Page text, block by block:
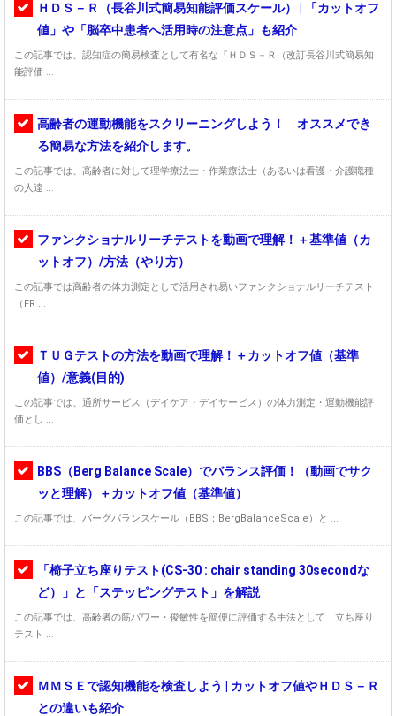
ＨＤＳ－Ｒ（長谷川式簡易知能評価スケール） | 「カットオフ
値」や「脳卒中患者へ活用時の注意点」も紹介
この記事では、認知症の簡易検査として有名な『ＨＤＳ－Ｒ（改訂長谷川式簡易知
能評価 ...
高齢者の運動機能をスクリーニングしよう！ オススメでき
る簡易な方法を紹介します。
この記事では、高齢者に対して理学療法士・作業療法士（あるいは看護・介護職種
の人達 ...
ファンクショナルリーチテストを動画で理解！＋基準値（カ
ットオフ）/方法（やり方）
この記事では高齢者の体力測定として活用され易いファンクショナルリーチテスト
（FR ...
ＴＵＧテストの方法を動画で理解！＋カットオフ値（基準
値）/意義(目的)
この記事では、通所サービス（デイケア・デイサービス）の体力測定・運動機能評
価とし ...
BBS（Berg Balance Scale）でバランス評価！（動画でサク
ッと理解）＋カットオフ値（基準値）
この記事では、バーグバランスケール（BBS；BergBalanceScale）と ...
「椅子立ち座りテスト(CS-30 : chair standing 30secondな
ど）」と「ステッピングテスト」を解説
この記事では、高齢者の筋パワー・俊敏性を簡便に評価する手法として「立ち座り
テスト ...
ＭＭＳＥで認知機能を検査しよう | カットオフ値やＨＤＳ－Ｒ
との違いも紹介